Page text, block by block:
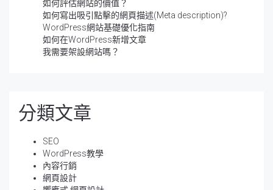
如何評估網站的價值？
如何寫出吸引點擊的網頁描述(Meta description)?
WordPress網站基礎優化指南
如何在WordPress新增文章
我需要架設網站嗎？
分類文章
SEO
WordPress教學
內容行銷
網頁設計